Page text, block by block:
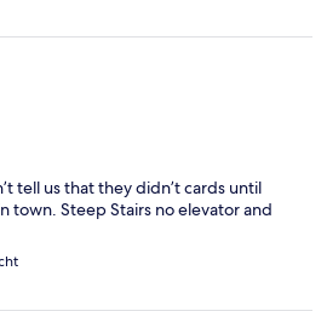
tell us that they didn’t cards until
town. Steep Stairs no elevator and